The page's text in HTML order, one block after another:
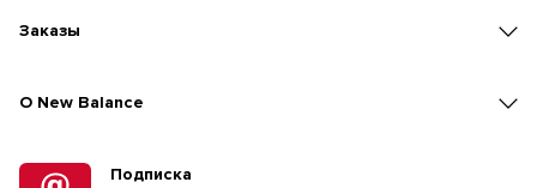
Заказы
O New Balance
Подписка